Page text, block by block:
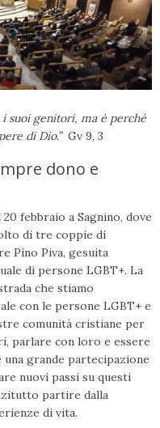
i suoi genitori, ma è perché
di Dio.” Gv 9, 3
dono e
febbraio a Sagnino, dove
di tre coppie di
Pino Piva, gesuita
di persone LGBT+. La
che stiamo
con le persone LGBT+ e
comunità cristiane per
parlare con loro e essere
grande partecipazione
nuovi passi su questi
partire dalla
di vita.